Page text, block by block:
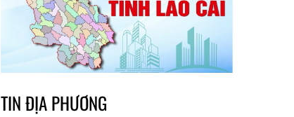
TIN ĐỊA PHƯƠNG